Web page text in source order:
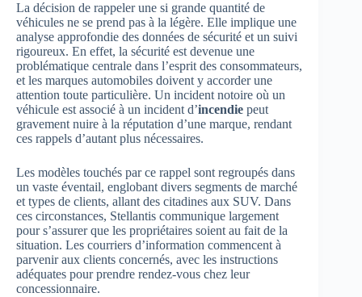
La décision de rappeler une si grande quantité de
véhicules ne se prend pas à la légère. Elle implique une
analyse approfondie des données de sécurité et un suivi
rigoureux. En effet, la sécurité est devenue une
problématique centrale dans l’esprit des consommateurs,
et les marques automobiles doivent y accorder une
attention toute particulière. Un incident notoire où un
véhicule est associé à un incident d’incendie peut
gravement nuire à la réputation d’une marque, rendant
ces rappels d’autant plus nécessaires.
Les modèles touchés par ce rappel sont regroupés dans
un vaste éventail, englobant divers segments de marché
et types de clients, allant des citadines aux SUV. Dans
ces circonstances, Stellantis communique largement
pour s’assurer que les propriétaires soient au fait de la
situation. Les courriers d’information commencent à
parvenir aux clients concernés, avec les instructions
adéquates pour prendre rendez-vous chez leur
concessionnaire.